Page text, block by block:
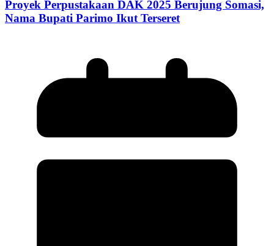
Proyek Perpustakaan DAK 2025 Berujung Somasi,
Nama Bupati Parimo Ikut Terseret